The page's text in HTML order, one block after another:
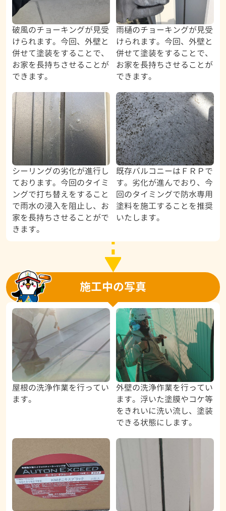
破風のチョーキングが見受
けられます。今回、外壁と
併せて塗装をすることで、
お家を長持ちさせることが
できます。
雨樋のチョーキングが見受
けられます。今回、外壁と
併せて塗装をすることで、
お家を長持ちさせることが
できます。
シーリングの劣化が進行し
ております。今回のタイミ
ングで打ち替えをすること
で雨水の浸入を阻止し、お
家を長持ちさせることがで
きます。
既存バルコニーはＦＲＰで
す。劣化が進んでおり、今
回のタイミングで防水専用
塗料を施工することを推奨
いたします。
施工中の写真
屋根の洗浄作業を行ってい
ます。
外壁の洗浄作業を行ってい
ます。浮いた塗膜やコケ等
をきれいに洗い流し、塗装
できる状態にします。